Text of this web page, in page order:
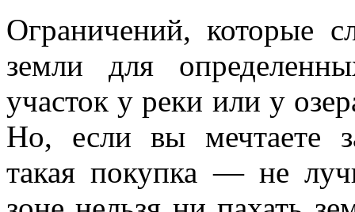
Ограничений, которые
земли для
участок у реки или у
Но, если вы мечтаете
такая покупка — не